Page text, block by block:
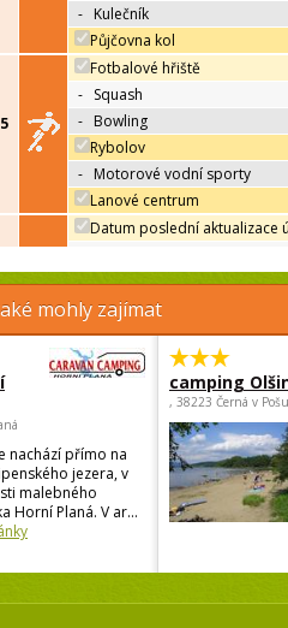
- Kulečník
Půjčovna kol
Fotbalové hřiště
- Squash
- Bowling
Rybolov
- Motorové vodní sporty
Lanové centrum
Datum poslední aktualizace
mohly zajímat
nachází přímo na
jezera, v
malebného
Horní Planá. V ar...
camping
, 38223 Černá v